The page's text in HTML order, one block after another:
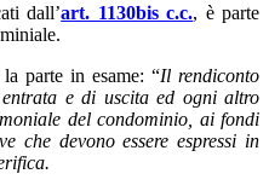
dall’art. 1130bis c.c., è parte
parte in esame: “Il rendiconto
e di uscita ed ogni altro
del condominio, ai fondi
che devono essere espressi in